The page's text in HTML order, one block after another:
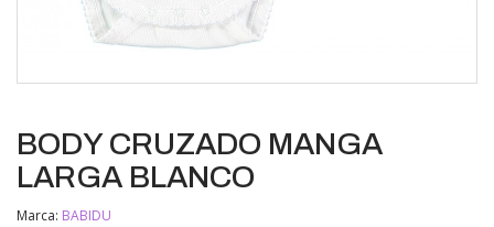
BODY CRUZADO MANGA
LARGA BLANCO
Marca: BABIDU